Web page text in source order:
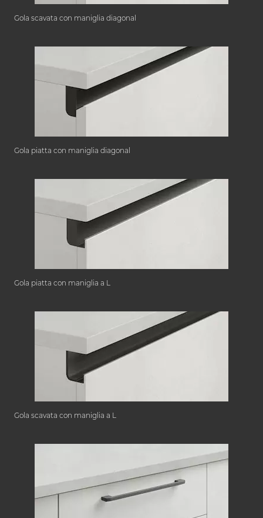
Gola scavata con maniglia diagonal
Gola piatta con maniglia diagonal
Gola piatta con maniglia a L
Gola scavata con maniglia a L